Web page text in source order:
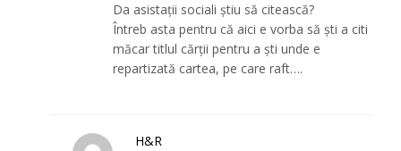
Da asistații sociali știu să citească?
Întreb asta pentru că aici e vorba să ști a citi
măcar titlul cărții pentru a ști unde e
repartizată cartea, pe care raft….
H&R